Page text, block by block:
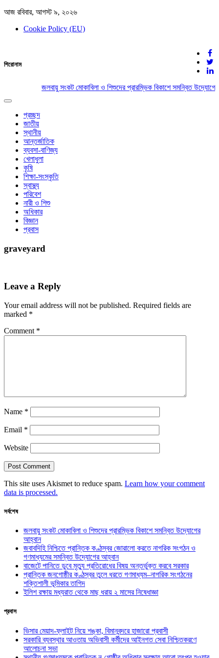
আজ রবিবার, আগস্ট ৯, ২০২৬
Cookie Policy (EU)
দেশের খবর
যুক্ত থাকুন দেশের সঙ্গে
শিরোনাম
জলবায়ু সংকট মোকাবিলা ও শিশুদের প্রারম্ভিক বিকাশে সমন্বিত উদ্যোগের
Toggle
navigation
প্রচ্ছদ
জাতীয়
স্থানীয়
আন্তর্জাতিক
ব্যবসা-বাণিজ্য
খেলাধুলা
কৃষি
শিক্ষা-সংস্কৃতি
স্বাস্থ্য
পরিবেশ
নারী ও শিশু
অধিকার
বিজ্ঞান
প্রবাস
graveyard
Leave a Reply
Your email address will not be published. Required fields are
marked *
Comment *
Name *
Email *
Website
This site uses Akismet to reduce spam. Learn how your comment
data is processed.
সর্বশেষ
জলবায়ু সংকট মোকাবিলা ও শিশুদের প্রারম্ভিক বিকাশে সমন্বিত উদ্যোগের
আহ্বান
জবাবদিহি নিশ্চিতে প্রান্তিক কণ্ঠস্বর জোরালো করতে নাগরিক সংগঠন ও
গণমাধ্যমের সমন্বিত উদ্যোগের আহ্বান
বাজেটে পানিতে ডুবে মৃত্যু প্রতিরোধের বিষয় অন্তর্ভুক্ত করবে সরকার
প্রান্তিক জনগোষ্ঠীর কণ্ঠস্বর তুলে ধরতে গণমাধ্যম–নাগরিক সংগঠনের
শক্তিশালী ভূমিকার তাগিদ
ইলিশ রক্ষায় মধ্যরাত থেকে মাছ ধরায় ২ মাসের নিষেধাজ্ঞা
প্রবাস
ভিসার মেয়াদ-ফ্লাইট নিয়ে শঙ্কা, বিমানবন্দরে হাজারো প্রবাসী
সরকারি ব্যবস্থার আওতায় অভিবাসী কর্মীদের আইনগত সেবা নিশ্চিতকরণে
আলোচনা সভা